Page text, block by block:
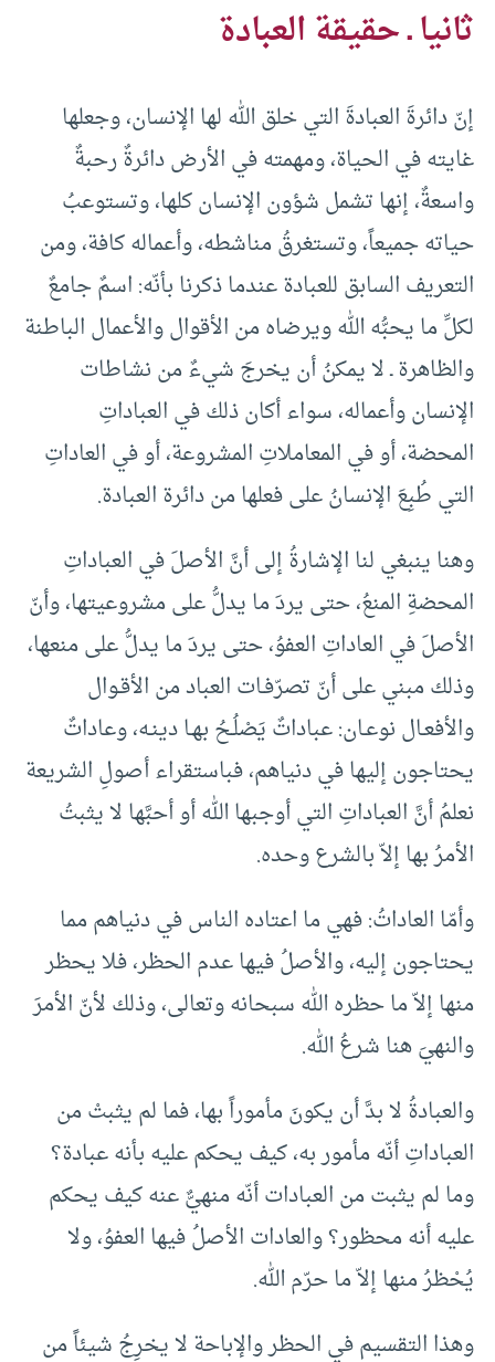
ثانيا ـ حقيقة العبادة
إنّ دائرةَ العبادةَ التي خلق الله لها الإنسان، وجعلها
غايته في الحياة، ومهمته في الأرض دائرةٌ رحبةٌ
واسعةٌ، إنها تشمل شؤون الإنسان كلها، وتستوعبُ
حياته جميعاً، وتستغرقُ مناشطه، وأعماله كافة، ومن
التعريف السابق للعبادة عندما ذكرنا بأنّه: اسمٌ جامعٌ
لكلِّ ما يحبُّه الله ويرضاه من الأقوال والأعمال الباطنة
والظاهرة ـ لا يمكنُ أن يخرجَ شيءٌ من نشاطات
الإنسان وأعماله، سواء أكان ذلك في العباداتِ
المحضة، أو في المعاملاتِ المشروعة، أو في العاداتِ
التي طُبِعَ الإنسانُ على فعلها من دائرة العبادة.
وهنا ينبغي لنا الإشارةُ إلى أنَّ الأصلَ في العباداتِ
المحضةِ المنعُ، حتى يردَ ما يدلُّ على مشروعيتها، وأنّ
الأصلَ في العاداتِ العفوُ، حتى يردَ ما يدلُّ على منعها،
وذلك مبني على أنّ تصرّفـات العباد من الأقـوال
والأفعـال نوعـان: عباداتٌ يَصْلُـحُ بهـا دينـه، وعاداتٌ
يحتاجون إليها في دنياهم، فباستقراء أصولِ الشريعة
نعلمُ أنَّ العباداتِ التي أوجبها الله أو أحبَّها لا يثبتُ
الأمرُ بها إلاّ بالشرع وحده.
وأمّا العاداتُ: فهي ما اعتاده الناس في دنياهم مما
يحتاجون إليه، والأصلُ فيها عدم الحظر، فلا يحظر
منها إلاّ ما حظره الله سبحانه وتعالى، وذلك لأنّ الأمرَ
والنهيَ هنا شرعُ الله.
والعبادةُ لا بدَّ أن يكونَ مأموراً بها، فما لم يثبتْ من
العباداتِ أنّه مأمور به، كيف يحكم عليه بأنه عبادة؟
وما لم يثبت من العبادات أنّه منهيٌّ عنه كيف يحكم
عليه أنه محظور؟ والعادات الأصلُ فيها العفوُ، ولا
يُحْظرُ منها إلاّ ما حرّم الله.
وهذا التقسيم في الحظر والإباحة لا يخرِجُ شيئاً من